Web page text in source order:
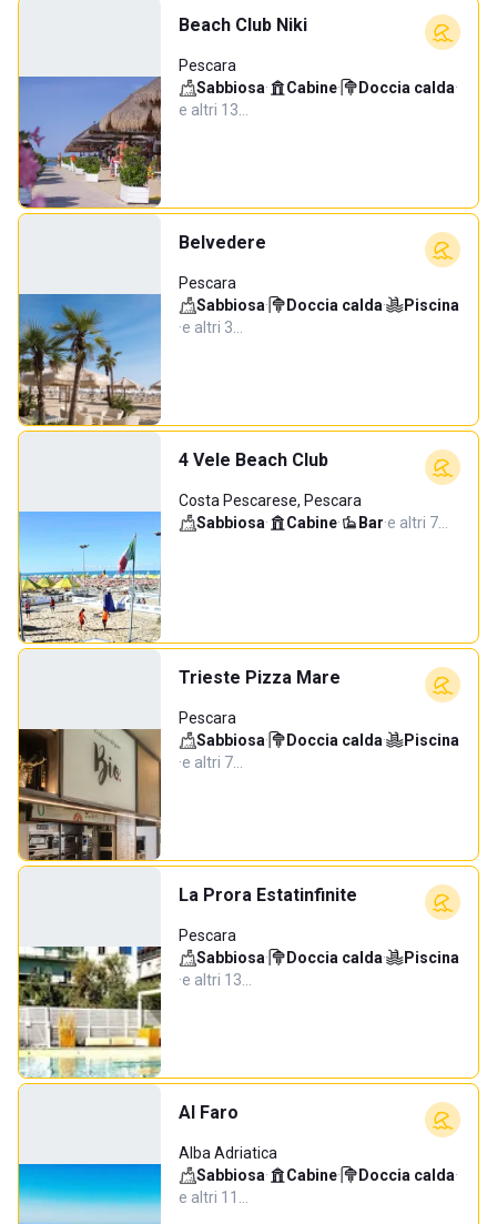
Beach Club Niki
Pescara
Sabbiosa· Cabine· Doccia calda·
e altri 13…
Belvedere
Pescara
Sabbiosa· Doccia calda·
Piscina
·e altri 3…
4 Vele Beach Club
Costa Pescarese, Pescara
Sabbiosa· Cabine· Bar·e altri 7…
Trieste Pizza Mare
Pescara
Sabbiosa· Doccia calda·
Piscina
·e altri 7…
La Prora Estatinfinite
Pescara
Sabbiosa· Doccia calda·
Piscina
·e altri 13…
Al Faro
Alba Adriatica
Sabbiosa· Cabine· Doccia calda·
e altri 11…